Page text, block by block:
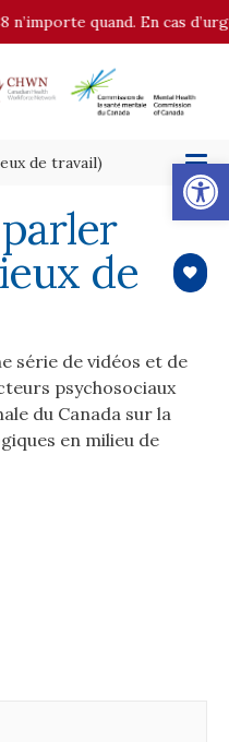
quand. En cas
de travail)
de
série de vidéos et de
psychosociaux
du Canada sur la
en milieu de